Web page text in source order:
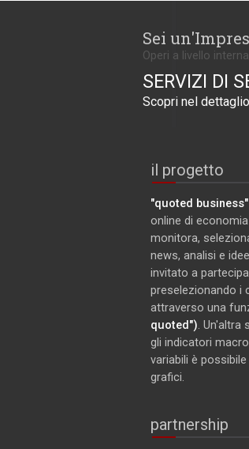
Sei
Operi a livello
SERVIZI DI
Scopri nel
il progetto
"quoted business"
online di
monitora,
news, analisi e
invitato a
preselezionando i
attraverso una
quoted"). Un'altra
gli indicatori
variabili è
grafici.
partnership